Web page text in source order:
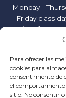
Para ofrecer las
cookies para
consentimiento de
el comportamiento
sitio. No consentir
Monday -
Friday class
Friday free